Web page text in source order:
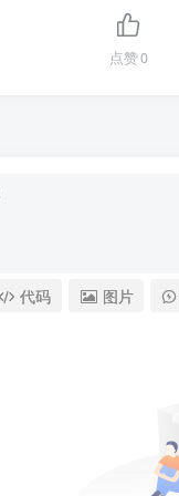
点赞0
代码 图片